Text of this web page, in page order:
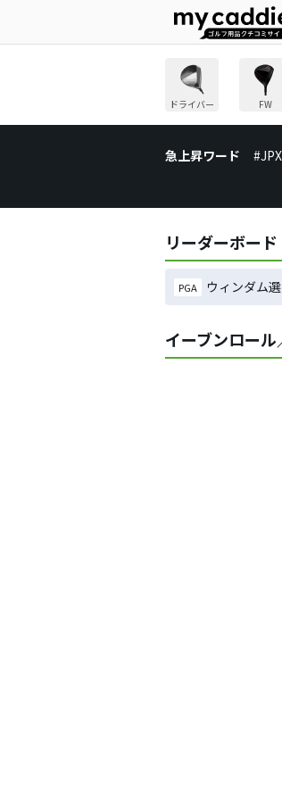
ドライバー FW
急上昇ワード
リーダーボード
PGA ウィンダム
イーブンロー